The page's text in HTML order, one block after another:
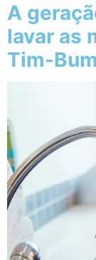
A
lavar as
Tim-Bum